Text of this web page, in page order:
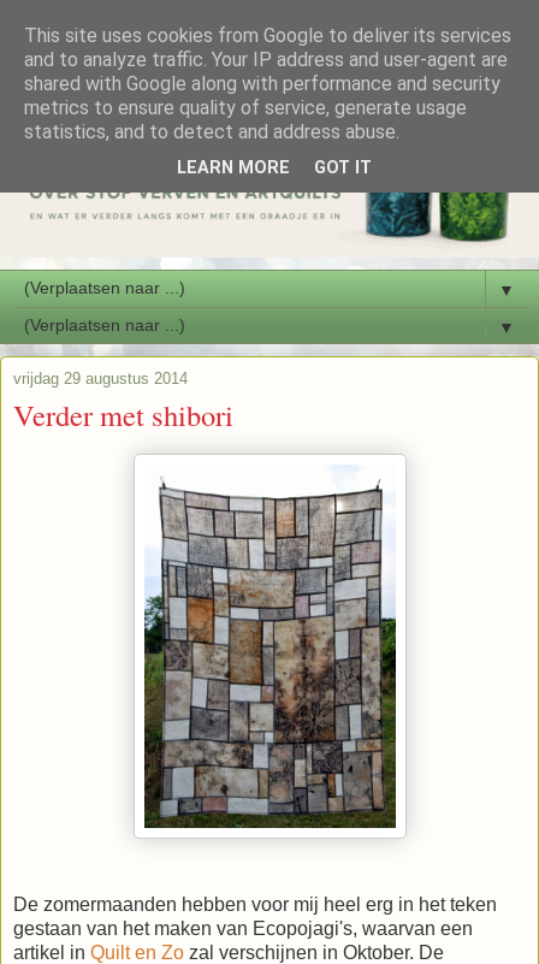
▼
▼
vrijdag 29 augustus 2014
Verder met shibori
De zomermaanden hebben voor mij heel erg in het teken
gestaan van het maken van Ecopojagi's, waarvan een
artikel in Quilt en Zo zal verschijnen in Oktober. De
This site uses cookies from Google to deliver its services
and to analyze traffic. Your IP address and user-agent are
shared with Google along with performance and security
metrics to ensure quality of service, generate usage
statistics, and to detect and address abuse.
LEARN MORE GOT IT